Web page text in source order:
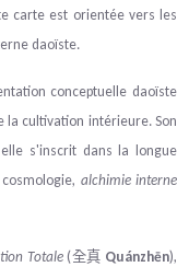
carte est orientée vers les
daoïste.
conceptuelle daoïste
la cultivation intérieure. Son
s'inscrit dans la longue
alchimie interne
Totale(全真 Quánzhēn),